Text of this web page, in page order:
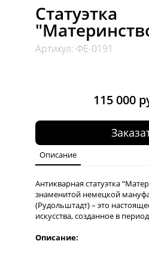
Статуэтка
Артикул: ФЕ-0191
115 000
Описание
Антикварная статуэтка
знаменитой немецкой
(Рудольштадт) – это
искусства, созданное в
Описание: